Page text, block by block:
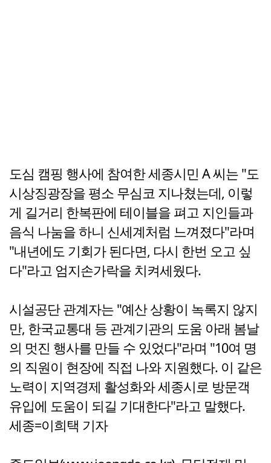
도심 캠핑 행사에 참여한 세종시민 A 씨는 "도
시상징광장을 평소 무심코 지나쳤는데, 이렇
게 길거리 한복판에 테이블을 펴고 지인들과
음식 나눔을 하니 신세계처럼 느껴졌다"라며
"내년에도 기회가 된다면, 다시 한번 오고 싶
다"라고 엄지손가락을 치켜세웠다.
시설공단 관계자는 "예산 상황이 녹록지 않지
만, 한국교통대 등 관계기관의 도움 아래 봄날
의 멋진 행사를 만들 수 있었다"라며 "10여 명
의 직원이 현장에 직접 나와 지원했다. 이 같은
노력이 지역경제 활성화와 세종시로 방문객
유입에 도움이 되길 기대한다"라고 말했다.
세종=이희택 기자